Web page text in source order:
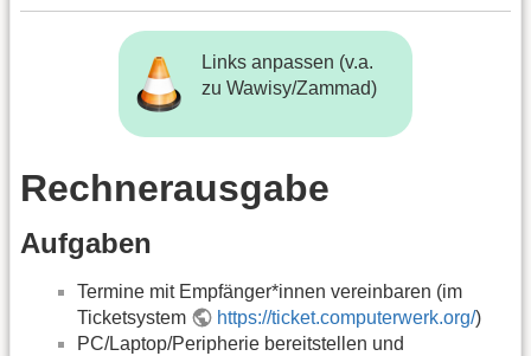
Links anpassen (v.a.
zu Wawisy/Zammad)
Rechnerausgabe
Aufgaben
Termine mit Empfänger*innen vereinbaren (im
Ticketsystem
https://ticket.computerwerk.org/)
PC/Laptop/Peripherie bereitstellen und